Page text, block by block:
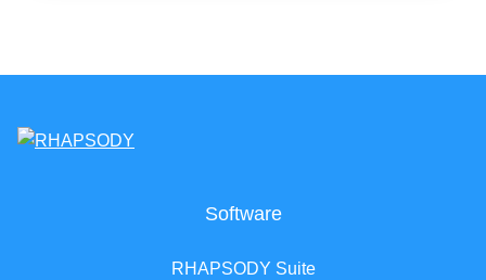
Software
RHAPSODY Suite